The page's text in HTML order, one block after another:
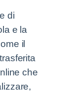
di
e la
il
che